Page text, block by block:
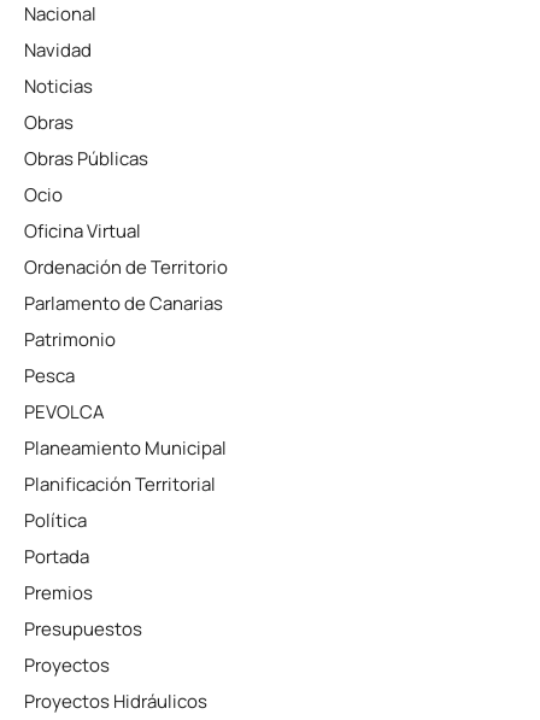
Nacional
Navidad
Noticias
Obras
Obras Públicas
Ocio
Oficina Virtual
Ordenación de Territorio
Parlamento de Canarias
Patrimonio
Pesca
PEVOLCA
Planeamiento Municipal
Planificación Territorial
Política
Portada
Premios
Presupuestos
Proyectos
Proyectos Hidráulicos